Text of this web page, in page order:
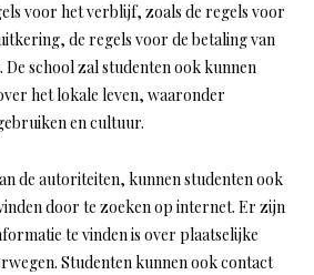
voor het verblijf, zoals de regels voor
de regels voor de betaling van
school zal studenten ook kunnen
het lokale leven, waaronder
en cultuur.
de autoriteiten, kunnen studenten ook
door te zoeken op internet. Er zijn
te vinden is over plaatselijke
Studenten kunnen ook contact